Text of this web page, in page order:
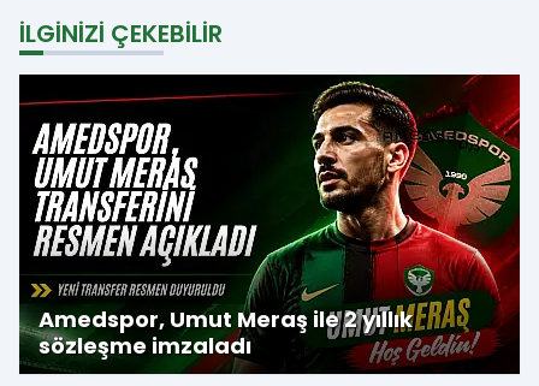
İLGINIZI ÇEKEBILIR
Amedspor, Umut Meraş ile 2 yıllık
sözleşme imzaladı